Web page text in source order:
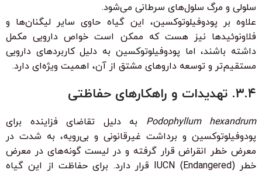
سلولی و مرگ سلول‌های سرطانی می‌شود.
علاوه بر پودوفیلوتوکسین، این گیاه حاوی سایر لیگنان‌ها و
فلاونوئیدها نیز هست که ممکن است خواص دارویی مکمل
داشته باشند، اما پودوفیلوتوکسین به دلیل کاربردهای دارویی
مستقیم‌تر و توسعه داروهای مشتق از آن، اهمیت ویژه‌ای دارد.
۳.۴. تهدیدات و راهکارهای حفاظتی
Podophyllum hexandrum به دلیل تقاضای فزاینده برای
پودوفیلوتوکسین و برداشت غیرقانونی و بی‌رویه، به شدت در
معرض خطر انقراض قرار گرفته و در لیست گونه‌های در معرض
خطر (Endangered) IUCN قرار دارد. برای حفاظت از این گیاه